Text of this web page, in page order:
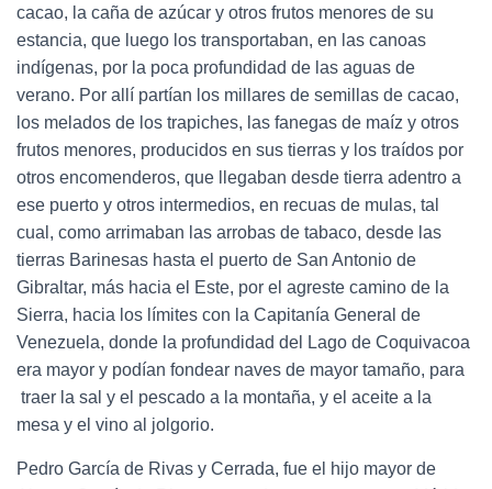
cacao, la caña de azúcar y otros frutos menores de su
estancia, que luego los transportaban, en las canoas
indígenas, por la poca profundidad de las aguas de
verano. Por allí partían los millares de semillas de cacao,
los melados de los trapiches, las fanegas de maíz y otros
frutos menores, producidos en sus tierras y los traídos por
otros encomenderos, que llegaban desde tierra adentro a
ese puerto y otros intermedios, en recuas de mulas, tal
cual, como arrimaban las arrobas de tabaco, desde las
tierras Barinesas hasta el puerto de San Antonio de
Gibraltar, más hacia el Este, por el agreste camino de la
Sierra, hacia los límites con la Capitanía General de
Venezuela, donde la profundidad del Lago de Coquivacoa
era mayor y podían fondear naves de mayor tamaño, para
traer la sal y el pescado a la montaña, y el aceite a la
mesa y el vino al jolgorio.
Pedro García de Rivas y Cerrada, fue el hijo mayor de